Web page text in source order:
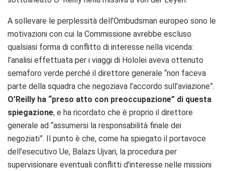
A sollevare le perplessità dell’Ombudsman europeo sono le
motivazioni con cui la Commissione avrebbe escluso
qualsiasi forma di conflitto di interesse nella vicenda:
l’analisi effettuata per i viaggi di Hololei aveva ottenuto
semaforo verde perché il direttore generale “non faceva
parte della squadra che negoziava l’accordo sull’aviazione”.
O’Reilly ha “preso atto con preoccupazione” di questa
spiegazione, e ha ricordato che è proprio il direttore
generale ad “assumersi la responsabilità finale dei
negoziati”. Il punto è che, come ha spiegato il portavoce
dell’esecutivo Ue, Balazs Ujvari, la procedura per
supervisionare eventuali conflitti d’interesse nelle missioni